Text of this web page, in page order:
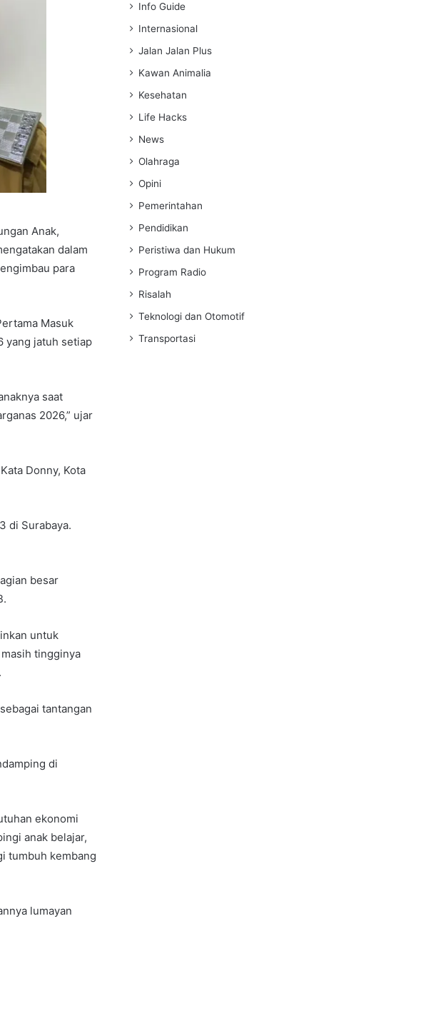
Anak,
dalam
para
Masuk
yang jatuh setiap
saat
2026,” ujar
Donny, Kota
di Surabaya.
besar
untuk
tingginya
tantangan
di
ekonomi
anak belajar,
tumbuh kembang
lumayan
Info Guide
Internasional
Jalan Jalan Plus
Kawan Animalia
Kesehatan
Life Hacks
News
Olahraga
Opini
Pemerintahan
Pendidikan
Peristiwa dan Hukum
Program Radio
Risalah
Teknologi dan Otomotif
Transportasi